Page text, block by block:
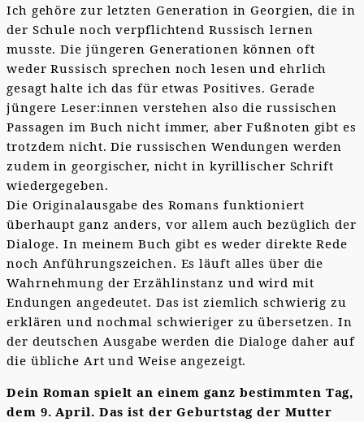
Ich gehöre zur letzten Generation in Georgien, die in
der Schule noch verpflichtend Russisch lernen
musste. Die jüngeren Generationen können oft
weder Russisch sprechen noch lesen und ehrlich
gesagt halte ich das für etwas Positives. Gerade
jüngere Leser:innen verstehen also die russischen
Passagen im Buch nicht immer, aber Fußnoten gibt es
trotzdem nicht. Die russischen Wendungen werden
zudem in georgischer, nicht in kyrillischer Schrift
wiedergegeben.
Die Originalausgabe des Romans funktioniert
überhaupt ganz anders, vor allem auch bezüglich der
Dialoge. In meinem Buch gibt es weder direkte Rede
noch Anführungszeichen. Es läuft alles über die
Wahrnehmung der Erzählinstanz und wird mit
Endungen angedeutet. Das ist ziemlich schwierig zu
erklären und nochmal schwieriger zu übersetzen. In
der deutschen Ausgabe werden die Dialoge daher auf
die übliche Art und Weise angezeigt.
Dein Roman spielt an einem ganz bestimmten Tag,
dem 9. April. Das ist der Geburtstag der Mutter